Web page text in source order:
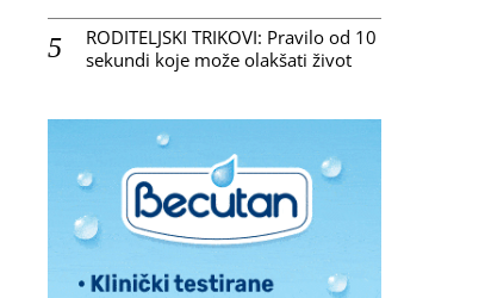
RODITELJSKI TRIKOVI: Pravilo od 10
sekundi koje može olakšati život